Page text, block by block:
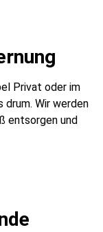
Privat oder im
drum. Wir werden
entsorgen und